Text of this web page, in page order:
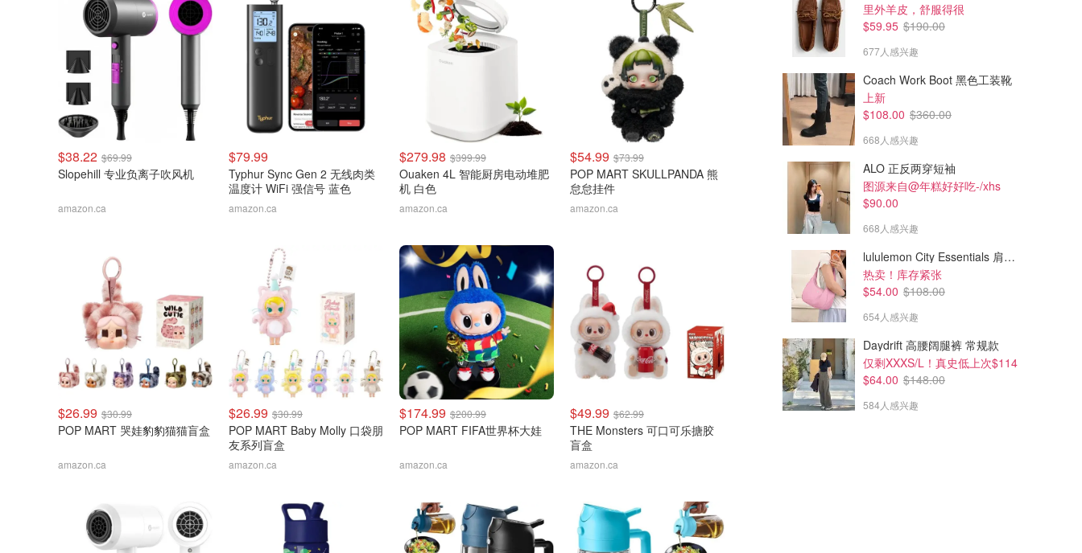
$38.22 $69.99
Slopehill 专业负离子吹风机
amazon.ca
$79.99
Typhur Sync Gen 2 无线肉类
温度计 WiFi 强信号 蓝色
amazon.ca
$279.98 $399.99
Ouaken 4L 智能厨房电动堆肥
机 白色
amazon.ca
$54.99 $73.99
POP MART SKULLPANDA 熊
怠怠挂件
amazon.ca
$26.99 $30.99
POP MART 哭娃豹豹猫猫盲盒
amazon.ca
$26.99 $30.99
POP MART Baby Molly 口袋朋
友系列盲盒
amazon.ca
$174.99 $200.99
POP MART FIFA世界杯大娃
amazon.ca
$49.99 $62.99
THE Monsters 可口可乐搪胶
盲盒
amazon.ca
里外羊皮，舒服得很
$59.95 $190.00
677人感兴趣
Coach Work Boot 黑色工装靴
上新
$108.00 $360.00
668人感兴趣
ALO 正反两穿短袖
图源来自@年糕好好吃-/xhs
$90.00
668人感兴趣
lululemon City Essentials 肩背包 4L
热卖！库存紧张
$54.00 $108.00
654人感兴趣
Daydrift 高腰阔腿裤 常规款
仅剩XXXS/L！真史低上次$114
$64.00 $148.00
584人感兴趣